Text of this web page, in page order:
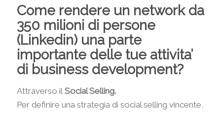
Come rendere un network da
350 milioni di persone
(Linkedin) una parte
importante delle tue attivita’
di business development?
Attraverso ilSocial Selling.
Per definire una strategia di social selling vincente,